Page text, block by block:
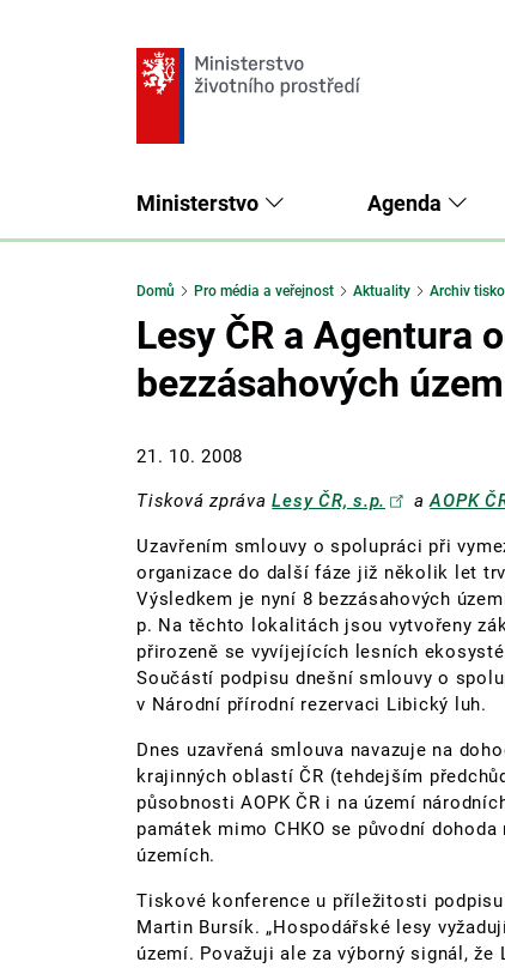
Ministerstvo Agenda
Domů Pro média a veřejnost Aktuality Archiv
Lesy ČR a Agentura
bezzásahových
21. 10. 2008
Tisková zprávaLesy ČR, s.p. aAOPK
Uzavřením smlouvy o spolupráci při
organizace do další fáze již několik let
Výsledkem je nyní 8 bezzásahových
p. Na těchto lokalitách jsou vytvořeny
přirozeně se vyvíjejících lesních
Součástí podpisu dnešní smlouvy o
v Národní přírodní rezervaci Libický luh.
Dnes uzavřená smlouva navazuje na
krajinných oblastí ČR (tehdejším
působnosti AOPK ČR i na území
památek mimo CHKO se původní
územích.
Tiskové konference u příležitosti
Martin Bursík. „Hospodářské lesy
území. Považuji ale za výborný signál,